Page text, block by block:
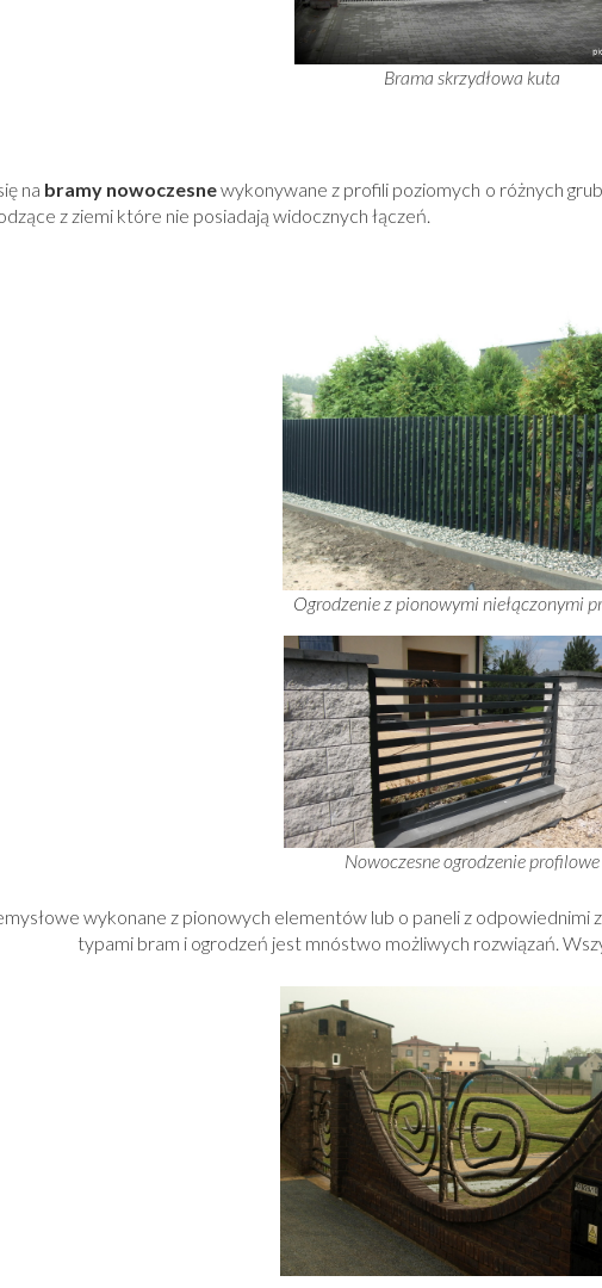
Brama skrzydłowa kuta
na bramy nowoczesnewykonywane z profili poziomych o różnych
z ziemi które nie posiadają widocznych łączeń.
Ogrodzenie z pionowymi niełączonymi
Nowoczesne ogrodzenie profilowe
wykonane z pionowych elementów lub o paneli z odpowiednimi
typami bram i ogrodzeń jest mnóstwo możliwych rozwiązań.